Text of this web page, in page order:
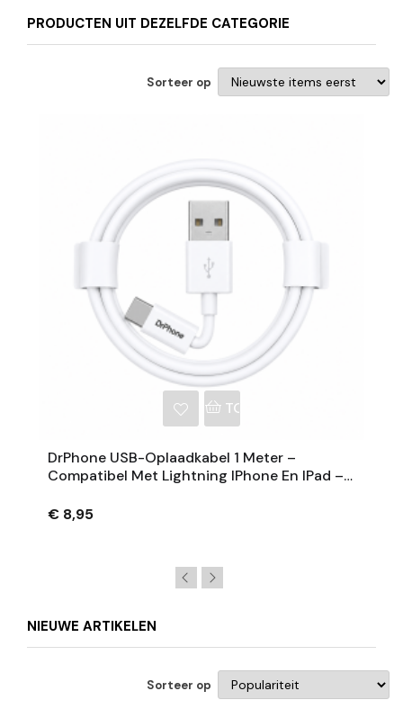
PRODUCTEN UIT DEZELFDE CATEGORIE
Sorteer op
TOEVOEGEN AAN
DrPhone USB-Oplaadkabel 1 Meter –
Compatibel Met Lightning IPhone En IPad –
€ 8,95
NIEUWE ARTIKELEN
Sorteer op